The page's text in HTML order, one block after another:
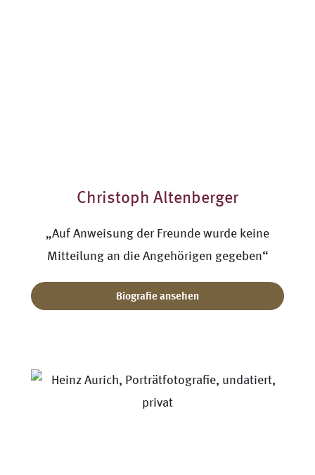
Christoph Altenberger
„Auf Anweisung der Freunde wurde keine
Mitteilung an die Angehörigen gegeben“
Biografie ansehen